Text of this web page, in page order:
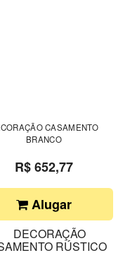
CASAMENTO
BRANCO
R$ 652,77
Alugar